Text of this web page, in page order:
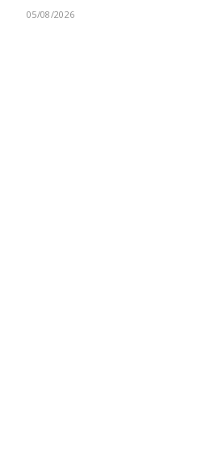
05/08/2026